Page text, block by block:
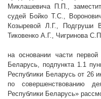
Миклашевича П.П.,
судей Бойко Т.С.,
Козыревой Л.Г.,
Тиковенко А.Г., Чигринова
на основании части первой
Беларусь, подпункта 1.1
Республики Беларусь от 26
по совершенствованию
Республики Беларусь»